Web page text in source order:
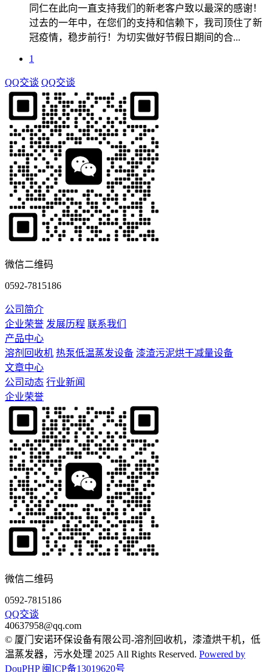
同仁在此向一直支持我们的新老客户致以最深的感谢！
过去的一年中，在您们的支持和信赖下，我司顶住了新
冠疫情，稳步前行！为切实做好节假日期间的合...
1
QQ交谈 QQ交谈
微信二维码
0592-7815186
公司简介
企业荣誉 发展历程 联系我们
产品中心
溶剂回收机 热泵低温蒸发设备 漆渣污泥烘干减量设备
文章中心
公司动态 行业新闻
企业荣誉
微信二维码
0592-7815186
QQ交谈
40637958@qq.com
© 厦门安诺环保设备有限公司-溶剂回收机，漆渣烘干机，低
温蒸发器，污水处理 2025 All Rights Reserved. Powered by
DouPHP 闽ICP备13019620号